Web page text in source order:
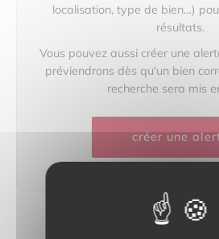
localisation, type de bien…)
résultats.
Vous pouvez aussi créer une
préviendrons dès qu'un bien
recherche sera mis
créer une